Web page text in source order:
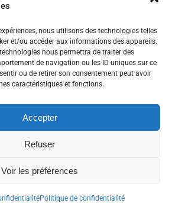
nous utilisons des technologies telles
et/ou accéder aux informations des appareils.
nous permettra de traiter des
de navigation ou les ID uniques sur ce
ou de retirer son consentement peut avoir
caractéristiques et fonctions.
Accepter
Refuser
Voir les préférences
Politique de confidentialité
© 2023 |Mentions légales
| Photos parOmbre et Matière - Photographe